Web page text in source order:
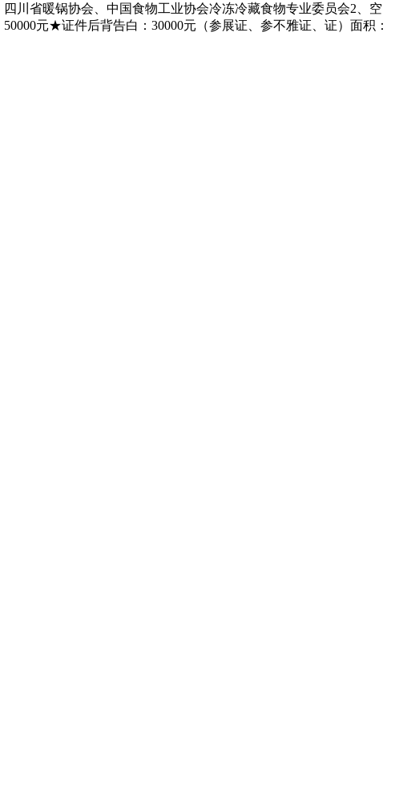
川省暖锅协会、中国食物工业协会冷冻冷藏食物专业委员会2、空
元★证件后背告白：30000元（参展证、参不雅证、证）面积：